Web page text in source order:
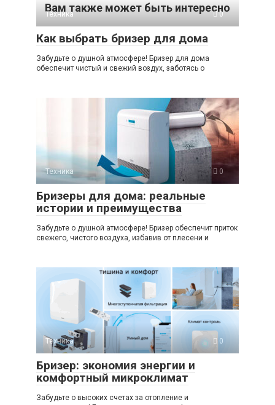
Вам также может быть интересно
Техника 0
Как выбрать бризер для дома
Забудьте о душной атмосфере! Бризер для дома
обеспечит чистый и свежий воздух, заботясь о
Техника 0
Бризеры для дома: реальные
истории и преимущества
Забудьте о душной атмосфере! Бризер обеспечит приток
свежего, чистого воздуха, избавив от плесени и
Техника 0
Бризер: экономия энергии и
комфортный микроклимат
Забудьте о высоких счетах за отопление и